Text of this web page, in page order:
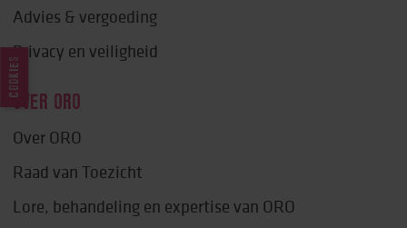
Advies & vergoeding
Privacy en veiligheid
OVER ORO
Over ORO
Raad van Toezicht
Lore, behandeling en expertise van ORO
COOKIES